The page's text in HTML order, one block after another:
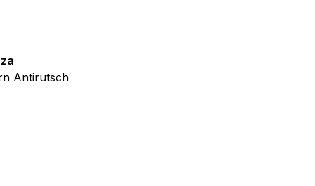
Antirutsch
zugeordnet wurden.